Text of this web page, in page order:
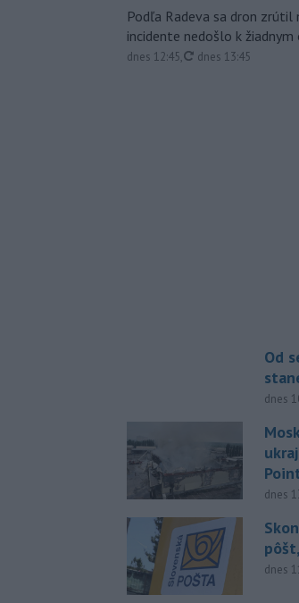
Podľa Radeva sa dron
incidente nedošlo k
dnes 12:45, aktualizované
dnes 13:45
Od
dnes
dnes
dnes